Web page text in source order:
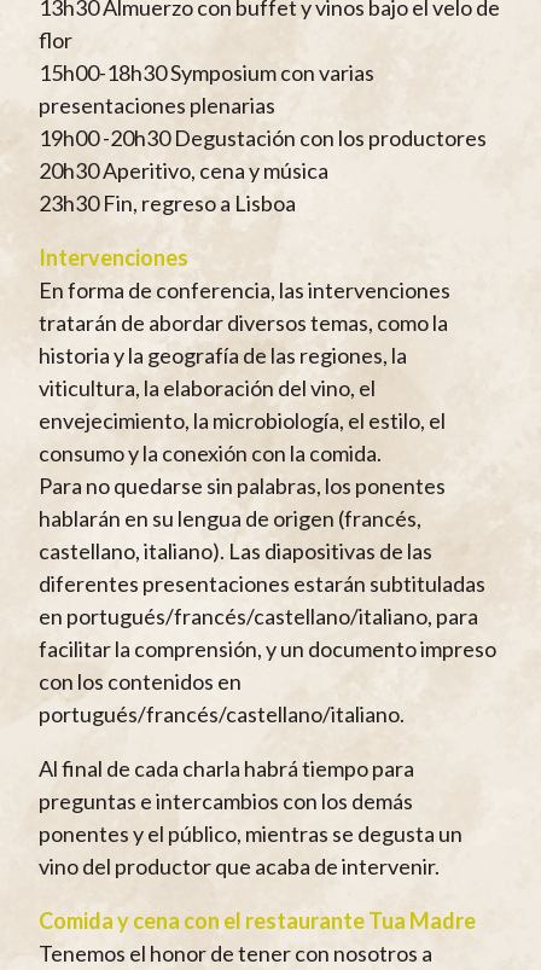
13h30 Almuerzo con buffet y vinos bajo el velo de
flor
15h00-18h30 Symposium con varias
presentaciones plenarias
19h00 -20h30 Degustación con los productores
20h30 Aperitivo, cena y música
23h30 Fin, regreso a Lisboa
Intervenciones
En forma de conferencia, las intervenciones
tratarán de abordar diversos temas, como la
historia y la geografía de las regiones, la
viticultura, la elaboración del vino, el
envejecimiento, la microbiología, el estilo, el
consumo y la conexión con la comida.
Para no quedarse sin palabras, los ponentes
hablarán en su lengua de origen (francés,
castellano, italiano). Las diapositivas de las
diferentes presentaciones estarán subtituladas
en portugués/francés/castellano/italiano, para
facilitar la comprensión, y un documento impreso
con los contenidos en
portugués/francés/castellano/italiano.
Al final de cada charla habrá tiempo para
preguntas e intercambios con los demás
ponentes y el público, mientras se degusta un
vino del productor que acaba de intervenir.
Comida y cena con el restaurante Tua Madre
Tenemos el honor de tener con nosotros a